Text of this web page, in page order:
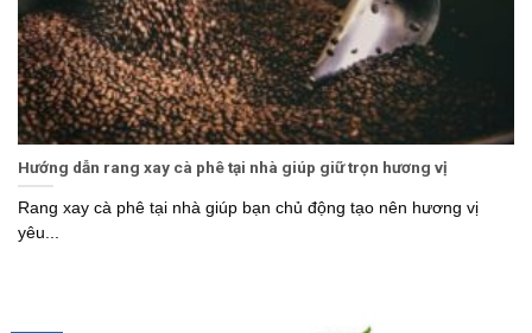
Hướng dẫn rang xay cà phê tại nhà giúp giữ trọn hương vị
Rang xay cà phê tại nhà giúp bạn chủ động tạo nên hương vị
yêu...